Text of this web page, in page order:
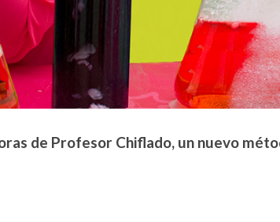
de Profesor Chiflado, un nuevo